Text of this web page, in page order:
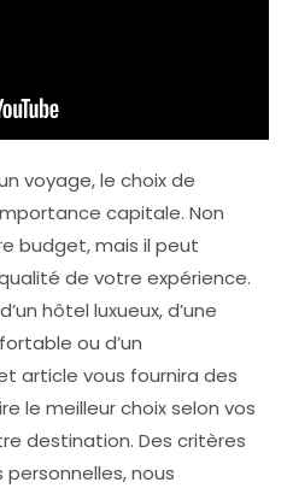
voyage, le choix de
capitale. Non
budget, mais il peut
de votre expérience.
hôtel luxueux, d’une
ou d’un
article vous fournira des
le meilleur choix selon vos
destination. Des critères
nous